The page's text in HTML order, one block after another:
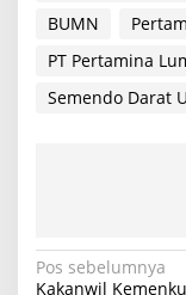
BUMN
PT Pertamina
Semendo Darat
Navigasi
Pos sebelumnya
Kakanwil